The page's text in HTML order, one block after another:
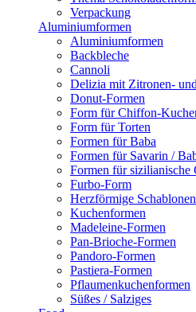
Verpackung
Aluminiumformen
Aluminiumformen
Backbleche
Cannoli
Delizia mit Zitronen-
Donut-Formen
Form für Chiffon-
Form für Torten
Formen für Baba
Formen für Savarin /
Formen für sizilianische
Furbo-Form
Herzförmige Schablonen
Kuchenformen
Madeleine-Formen
Pan-Brioche-Formen
Pandoro-Formen
Pastiera-Formen
Pflaumenkuchenformen
Süßes / Salziges